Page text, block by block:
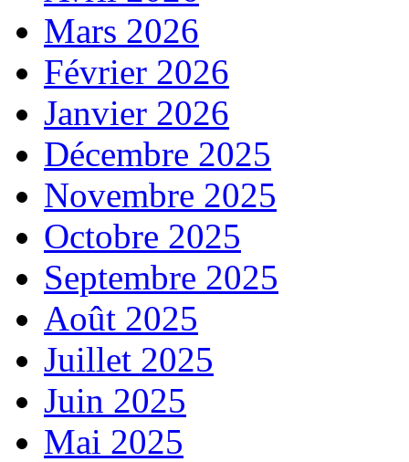
Mars 2026
Février 2026
Janvier 2026
Décembre 2025
Novembre 2025
Octobre 2025
Septembre 2025
Août 2025
Juillet 2025
Juin 2025
Mai 2025